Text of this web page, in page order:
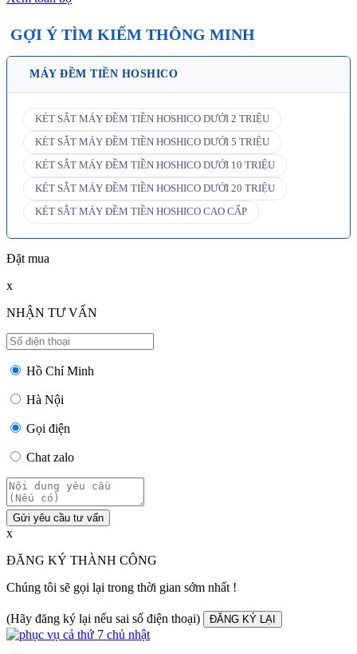
GỢI Ý TÌM KIẾM THÔNG MINH
MÁY ĐỀM TIỀN HOSHICO
KÉT SẮT MÁY ĐỀM TIỀN HOSHICO DƯỚI 2 TRIỆU
KÉT SẮT MÁY ĐỀM TIỀN HOSHICO DƯỚI 5 TRIỆU
KÉT SẮT MÁY ĐỀM TIỀN HOSHICO DƯỚI 10 TRIỆU
KÉT SẮT MÁY ĐỀM TIỀN HOSHICO DƯỚI 20 TRIỆU
KÉT SẮT MÁY ĐỀM TIỀN HOSHICO CAO CẤP
Đặt mua
x
NHẬN TƯ VẤN
Hồ Chí Minh
Hà Nội
Gọi điện
Chat zalo
Gửi yêu cầu tư vấn
x
ĐĂNG KÝ THÀNH CÔNG
Chúng tôi sẽ gọi lại trong thời gian sớm nhất !
(Hãy đăng ký lại nếu sai số điện thoại) ĐĂNG KÝ LẠI